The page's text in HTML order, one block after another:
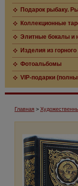
Подарок рыбаку.
Коллекционные
Элитные бокалы и
Изделия из
Фотоальбомы
VIP-подарки
Главная >